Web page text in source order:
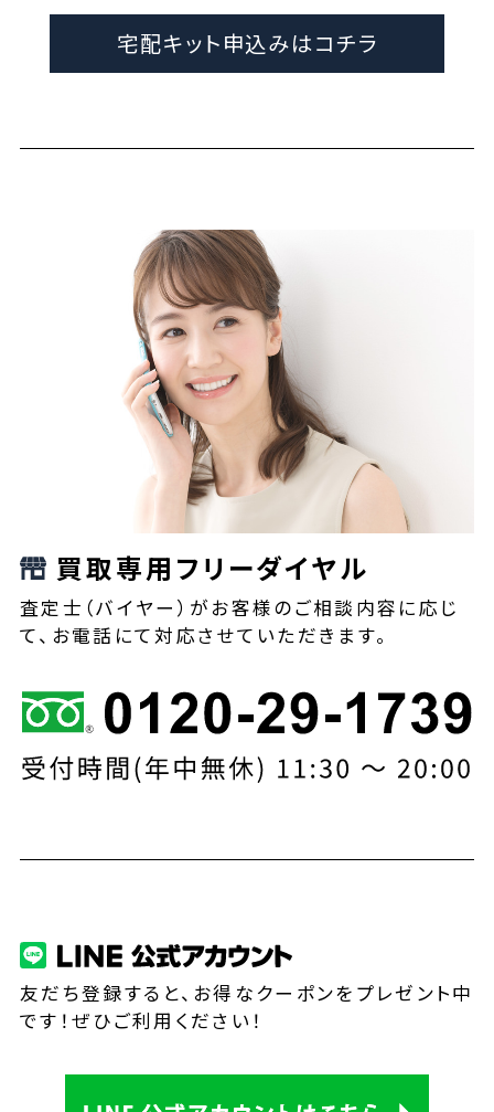
宅配キット申込みはコチラ
買取専用フリーダイヤル
査定士（バイヤー）がお客様のご相談内容に応じ
て、お電話にて対応させていただきます。
友だち登録すると、お得なクーポンをプレゼント中
です！ぜひご利用ください！